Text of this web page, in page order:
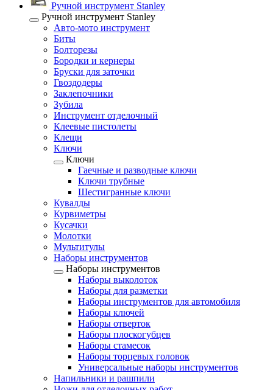
Ручной инструмент Stanley
Ручной инструмент Stanley
Авто-мото инструмент
Биты
Болторезы
Бородки и кернеры
Бруски для заточки
Гвоздодеры
Заклепочники
Зубила
Инструмент отделочный
Клеевые пистолеты
Клещи
Ключи
Ключи
Гаечные и разводные ключи
Ключи трубные
Шестигранные ключи
Кувалды
Курвиметры
Кусачки
Молотки
Мультитулы
Наборы инструментов
Наборы инструментов
Наборы выколоток
Наборы для разметки
Наборы инструментов для автомобиля
Наборы ключей
Наборы отверток
Наборы плоскогубцев
Наборы стамесок
Наборы торцевых головок
Универсальные наборы инструментов
Напильники и рашпили